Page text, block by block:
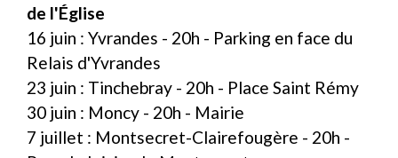
de l'Église
16 juin : Yvrandes - 20h - Parking en face du
Relais d'Yvrandes
23 juin : Tinchebray - 20h - Place Saint Rémy
30 juin : Moncy - 20h - Mairie
7 juillet : Montsecret-Clairefougère - 20h -